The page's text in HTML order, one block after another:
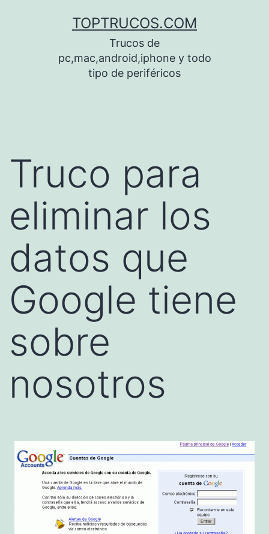
TOPTRUCOS.COM
Trucos de
pc,mac,android,iphone y todo
tipo de periféricos
Truco para
eliminar los
datos que
Google tiene
sobre
nosotros